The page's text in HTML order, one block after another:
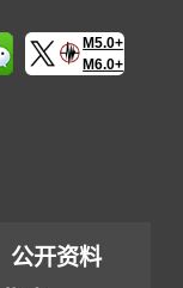
M5.0+
M6.0+
公开资料